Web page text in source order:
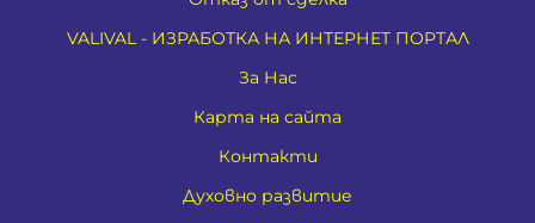
VALIVAL - ИЗРАБОТКА НА ИНТЕРНЕТ ПОРТАЛ
За Нас
Карта на сайта
Контакти
Духовно развитие